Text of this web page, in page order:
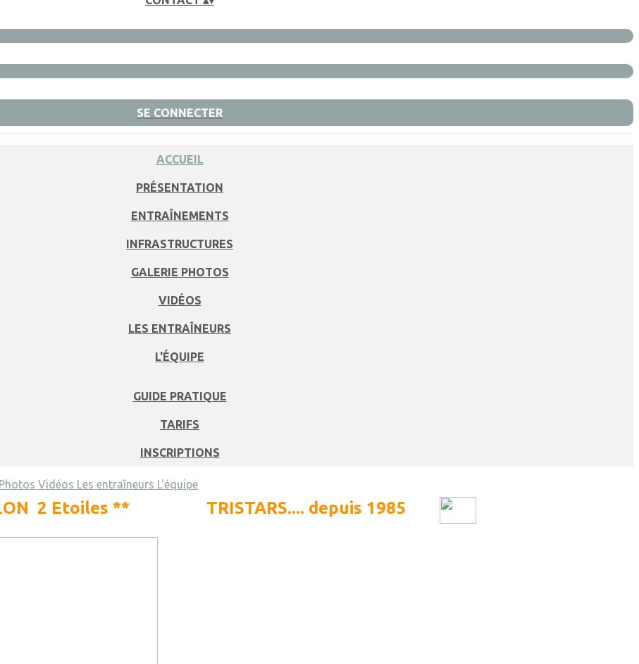
SE CONNECTER
ACCUEIL
PRÉSENTATION
ENTRAÎNEMENTS
INFRASTRUCTURES
GALERIE PHOTOS
VIDÉOS
LES ENTRAÎNEURS
L'ÉQUIPE
GUIDE PRATIQUE
TARIFS
INSCRIPTIONS
Vidéos Les entraîneurs L'équipe
2 Etoiles ** TRISTARS.... depuis 1985